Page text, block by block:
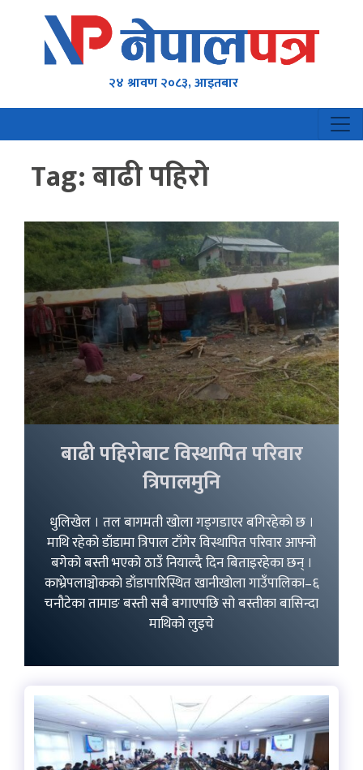
२४ श्रावण २०८३, आइतबार
Tag:बाढी पहिरो
बाढी पहिरोबाट विस्थापित परिवार
त्रिपालमुनि
धुलिखेल । तल बागमती खोला गड्गडाएर बगिरहेको छ ।
माथि रहेको डाँडामा त्रिपाल टाँगेर विस्थापित परिवार आफ्नो
बगेको बस्ती भएको ठाउँ नियाल्दै दिन बिताइरहेका छन् ।
काभ्रेपलाञ्चोकको डाँडापारिस्थित खानीखोला गाउँपालिका–६
चनौटेका तामाङ बस्ती सबै बगाएपछि सो बस्तीका बासिन्दा
माथिको लुइचे